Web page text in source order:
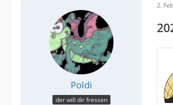
Poldi
der will dir fressen
2.